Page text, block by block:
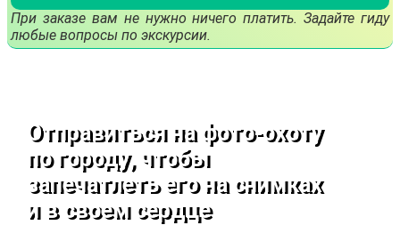
При заказе вам не нужно ничего платить. Задайте гиду
любые вопросы по экскурсии.
Отправиться на фото-охоту
по городу, чтобы
запечатлеть его на снимках
и в своем сердце